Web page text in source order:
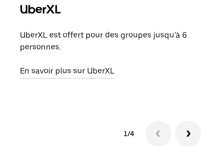
UberXL
UberXL est offert pour des groupes jusqu’à 6
personnes.
En savoir plus sur UberXL
1/4